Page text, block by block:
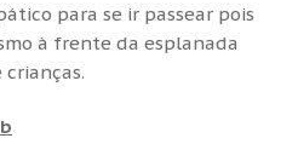
para se ir passear pois
à frente da esplanada